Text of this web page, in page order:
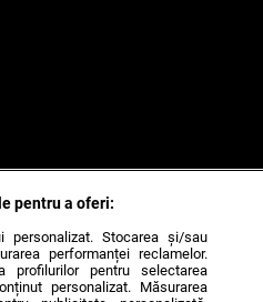
pentru a oferi:
personalizat. Stocarea și/sau
performanței reclamelor.
profilurilor pentru selectarea
personalizat. Măsurarea